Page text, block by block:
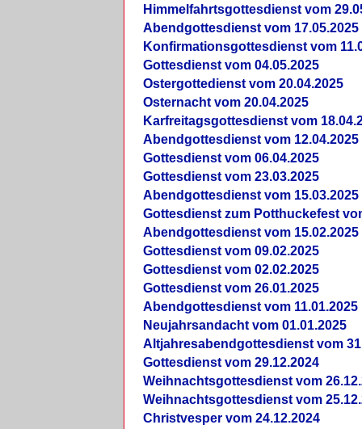
Himmelfahrtsgottesdienst vom
Abendgottesdienst vom 17.05.2025
Konfirmationsgottesdienst vom
Gottesdienst vom 04.05.2025
Ostergottedienst vom 20.04.2025
Osternacht vom 20.04.2025
Karfreitagsgottesdienst vom
Abendgottesdienst vom 12.04.2025
Gottesdienst vom 06.04.2025
Gottesdienst vom 23.03.2025
Abendgottesdienst vom 15.03.2025
Gottesdienst zum Potthuckefest
Abendgottesdienst vom 15.02.2025
Gottesdienst vom 09.02.2025
Gottesdienst vom 02.02.2025
Gottesdienst vom 26.01.2025
Abendgottesdienst vom 11.01.2025
Neujahrsandacht vom 01.01.2025
Altjahresabendgottesdienst vom
Gottesdienst vom 29.12.2024
Weihnachtsgottesdienst vom
Weihnachtsgottesdienst vom
Christvesper vom 24.12.2024